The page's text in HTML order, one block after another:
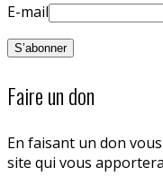
E-mail
Faire un don
En faisant un don
site qui vous